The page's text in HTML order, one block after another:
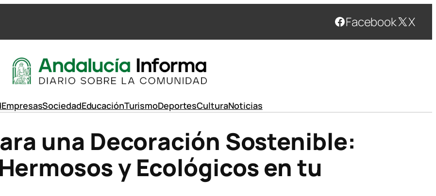
Facebook X
EmpresasSociedadEducaciónTurismoDeportesCulturaNoticias
una Decoración Sostenible:
y Ecológicos en tu